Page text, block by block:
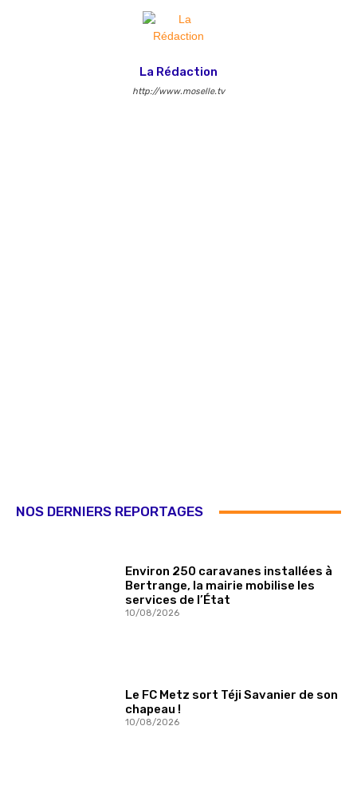
La Rédaction
http://www.moselle.tv
NOS DERNIERS REPORTAGES
Environ 250 caravanes installées à
Bertrange, la mairie mobilise les
services de l’État
10/08/2026
Le FC Metz sort Téji Savanier de son
chapeau !
10/08/2026